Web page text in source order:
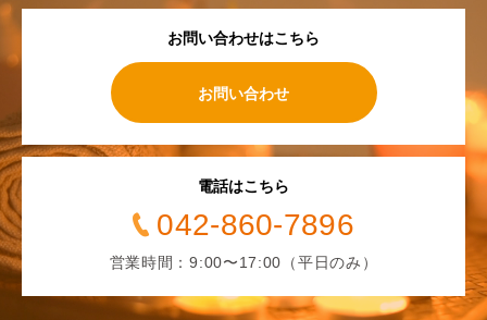
お問い合わせはこちら
お問い合わせ
電話はこちら
042-860-7896
営業時間：9:00〜17:00（平日のみ）